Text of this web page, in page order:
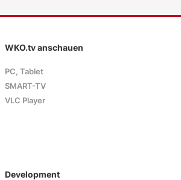
WKO.tv anschauen
PC, Tablet
SMART-TV
VLC Player
Development